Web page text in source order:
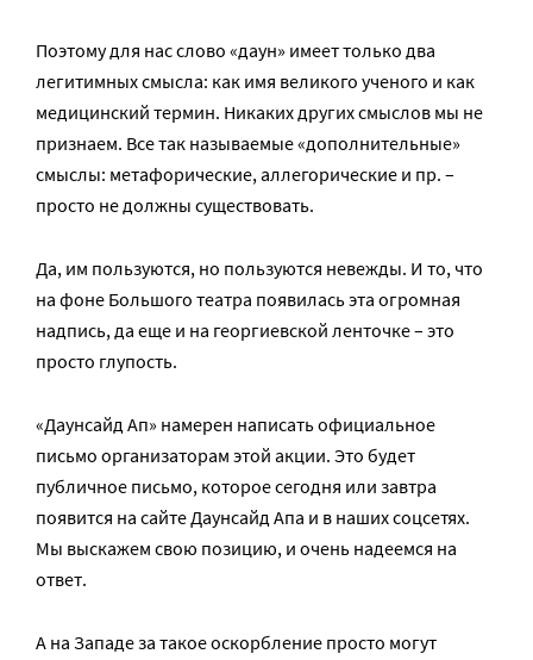
Поэтому для нас слово «даун» имеет только два
легитимных смысла: как имя великого ученого и как
медицинский термин. Никаких других смыслов мы не
признаем. Все так называемые «дополнительные»
смыслы: метафорические, аллегорические и пр. –
просто не должны существовать.
Да, им пользуются, но пользуются невежды. И то, что
на фоне Большого театра появилась эта огромная
надпись, да еще и на георгиевской ленточке – это
просто глупость.
«Даунсайд Ап» намерен написать официальное
письмо организаторам этой акции. Это будет
публичное письмо, которое сегодня или завтра
появится на сайте Даунсайд Апа и в наших соцсетях.
Мы выскажем свою позицию, и очень надеемся на
ответ.
А на Западе за такое оскорбление просто могут